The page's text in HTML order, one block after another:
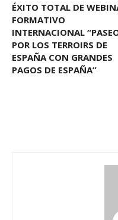
ÉXITO TOTAL DE
FORMATIVO
INTERNACIONAL
POR LOS TERROIRS DE
ESPAÑA CON GRANDES
PAGOS DE ESPAÑA”